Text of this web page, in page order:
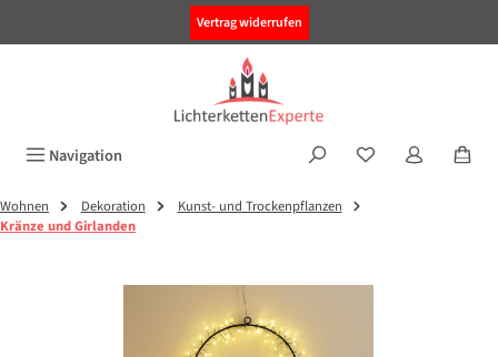
Vertrag widerrufen
Navigation
Wohnen Dekoration
Kunst- und Trockenpflanzen
Kränze und Girlanden